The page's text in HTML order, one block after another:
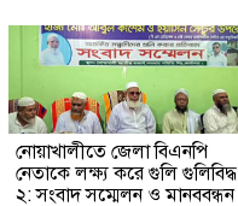
নোয়াখালীতে জেলা বিএনপি
নেতাকে লক্ষ্য করে গুলি গুলিবিদ্ধ
২: সংবাদ সম্মেলন ও মানববন্ধন